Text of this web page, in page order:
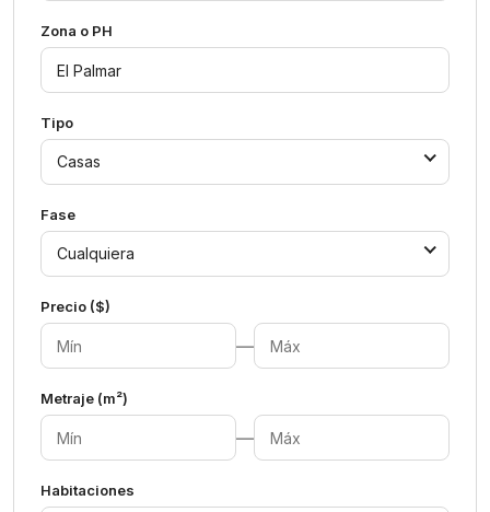
Zona o PH
Tipo
Casas
Fase
Cualquiera
Precio ($)
—
Metraje (m²)
—
Habitaciones